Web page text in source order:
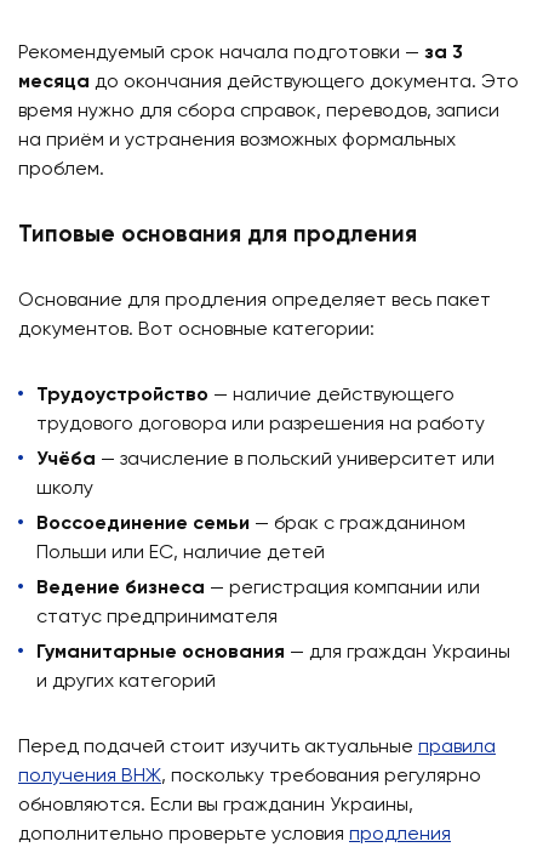
Рекомендуемый срок начала подготовки — за 3
месяца до окончания действующего документа. Это
время нужно для сбора справок, переводов, записи
на приём и устранения возможных формальных
проблем.
Типовые основания для продления
Основание для продления определяет весь пакет
документов. Вот основные категории:
Трудоустройство — наличие действующего
трудового договора или разрешения на работу
Учёба — зачисление в польский университет или
школу
Воссоединение семьи — брак с гражданином
Польши или ЕС, наличие детей
Ведение бизнеса — регистрация компании или
статус предпринимателя
Гуманитарные основания — для граждан Украины
и других категорий
Перед подачей стоит изучить актуальные правила
получения ВНЖ, поскольку требования регулярно
обновляются. Если вы гражданин Украины,
дополнительно проверьте условия продления